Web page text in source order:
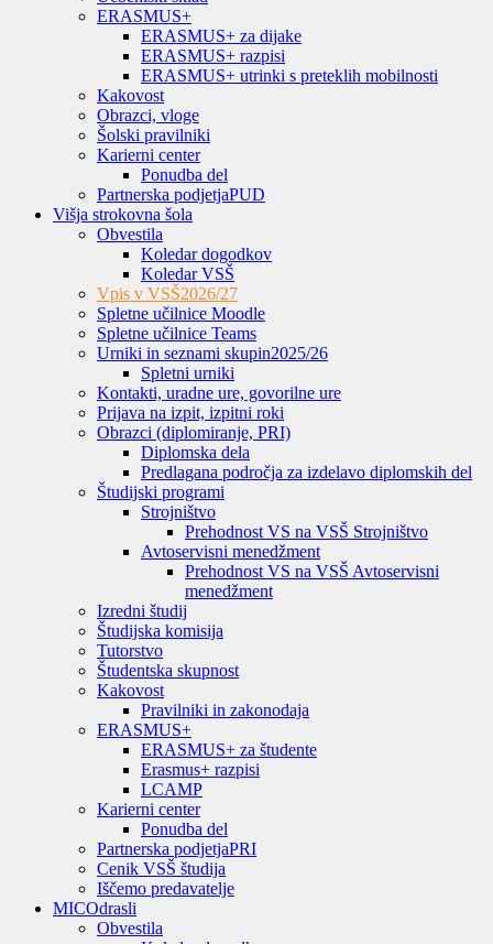
ERASMUS+
ERASMUS+ za dijake
ERASMUS+ razpisi
ERASMUS+ utrinki s preteklih mobilnosti
Kakovost
Obrazci, vloge
Šolski pravilniki
Karierni center
Ponudba del
Partnerska podjetjaPUD
Višja strokovna šola
Obvestila
Koledar dogodkov
Koledar VSŠ
Vpis v VSŠ2026/27
Spletne učilnice Moodle
Spletne učilnice Teams
Urniki in seznami skupin2025/26
Spletni urniki
Kontakti, uradne ure, govorilne ure
Prijava na izpit, izpitni roki
Obrazci (diplomiranje, PRI)
Diplomska dela
Predlagana področja za izdelavo diplomskih del
Študijski programi
Strojništvo
Prehodnost VS na VSŠ Strojništvo
Avtoservisni menedžment
Prehodnost VS na VSŠ Avtoservisni
menedžment
Izredni študij
Študijska komisija
Tutorstvo
Študentska skupnost
Kakovost
Pravilniki in zakonodaja
ERASMUS+
ERASMUS+ za študente
Erasmus+ razpisi
LCAMP
Karierni center
Ponudba del
Partnerska podjetjaPRI
Cenik VSŠ študija
Iščemo predavatelje
MICOdrasli
Obvestila